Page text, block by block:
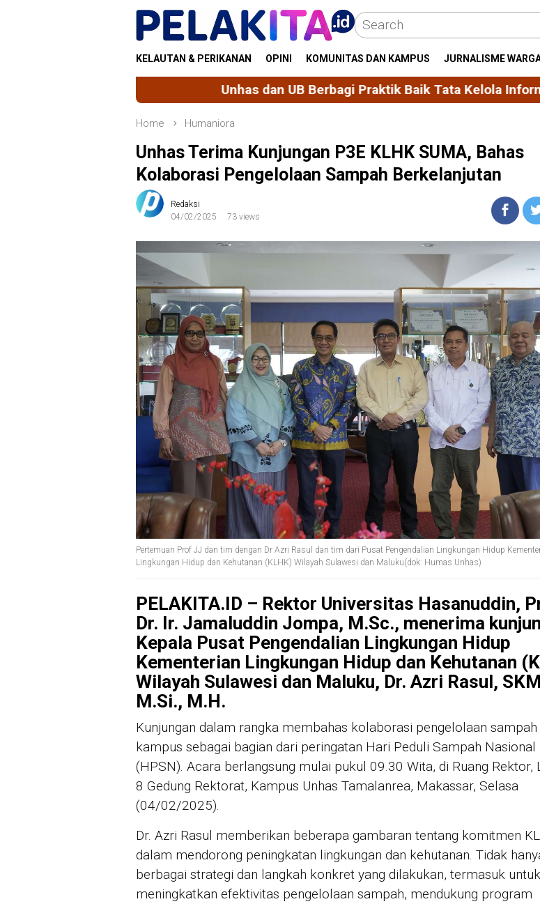
Skip
KELAUTAN & PERIKANAN OPINI KOMUNITAS DAN KAMPUS JURNALISME
Unhas dan UB Berbagi Praktik Baik Tata Kelola Informasi dan
Home Humaniora
Unhas Terima Kunjungan P3E KLHK SUMA, Bahas
Kolaborasi Pengelolaan Sampah Berkelanjutan
Redaksi
04/02/2025
73 views
Pertemuan Prof JJ dan tim dengan Dr Azri Rasul dan tim dari Pusat Pengendalian Lingkungan Hidup
Lingkungan Hidup dan Kehutanan (KLHK) Wilayah Sulawesi dan Maluku(dok: Humas Unhas)
PELAKITA.ID – Rektor Universitas Hasanuddin,
Dr. Ir. Jamaluddin Jompa, M.Sc., menerima
Kepala Pusat Pengendalian Lingkungan Hidup
Kementerian Lingkungan Hidup dan Kehutanan
Wilayah Sulawesi dan Maluku, Dr. Azri Rasul,
M.Si., M.H.
Kunjungan dalam rangka membahas kolaborasi pengelolaan sampah
kampus sebagai bagian dari peringatan Hari Peduli Sampah Nasional
(HPSN). Acara berlangsung mulai pukul 09.30 Wita, di Ruang Rektor,
8 Gedung Rektorat, Kampus Unhas Tamalanrea, Makassar, Selasa
(04/02/2025).
Dr. Azri Rasul memberikan beberapa gambaran tentang komitmen
dalam mendorong peningkatan lingkungan dan kehutanan. Tidak
berbagai strategi dan langkah konkret yang dilakukan, termasuk untuk
meningkatkan efektivitas pengelolaan sampah, mendukung program